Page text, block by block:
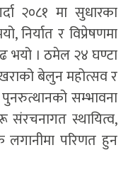
२०८१ मा सुधारका
निर्यात र विप्रेषणमा
भयो । ठमेल २४ घण्टा
बेलुन महोत्सव र
सम्भावना
संरचनागत स्थायित्व,
लगानीमा परिणत हुन